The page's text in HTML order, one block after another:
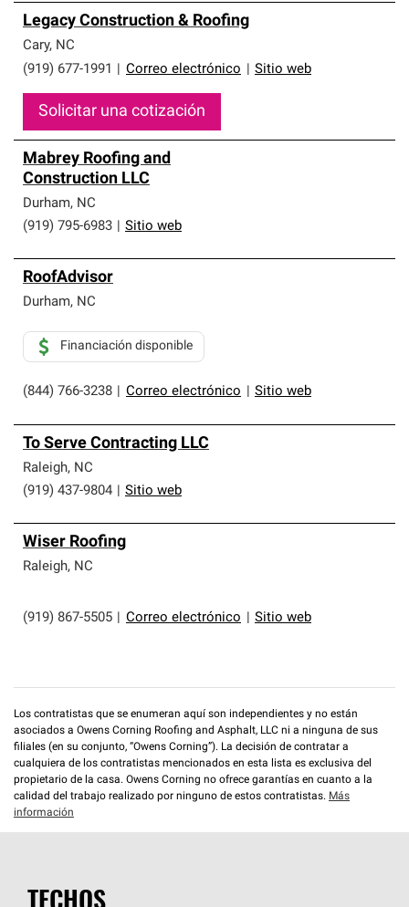
Legacy Construction & Roofing
Cary, NC
(919) 677-1991
Correo electrónico Sitio web
Solicitar una cotización
Mabrey Roofing and
Construction LLC
Durham, NC
(919) 795-6983
Sitio web
RoofAdvisor
Durham, NC
(844) 766-3238 Correo electrónico Sitio web
Financiación disponible
To Serve Contracting LLC
Raleigh, NC
(919) 437-9804
Sitio web
Wiser Roofing
Raleigh, NC
(919) 867-5505 Correo electrónico Sitio web
Los contratistas que se enumeran aquí son independientes y no están
asociados a Owens Corning Roofing and Asphalt, LLC ni a ninguna de sus
filiales (en su conjunto, “Owens Corning”). La decisión de contratar a
cualquiera de los contratistas mencionados en esta lista es exclusiva del
propietario de la casa. Owens Corning no ofrece garantías en cuanto a la
calidad del trabajo realizado por ninguno de estos contratistas. Más
información
TECHOS